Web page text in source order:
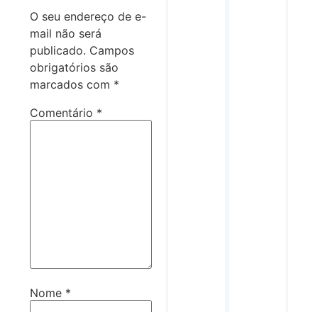
O seu endereço de e-
mail não será
publicado. Campos
obrigatórios são
marcados com *
Comentário *
Nome *